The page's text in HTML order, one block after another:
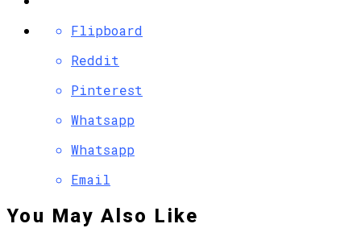
Flipboard
Reddit
Pinterest
Whatsapp
Whatsapp
Email
You May Also Like